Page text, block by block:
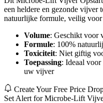
een heldere en gezonde vijver
natuurlijke formule, veilig voor
Volume: Geschikt voor
Formule: 100%
Toxiciteit: Niet giftig
Toepassing: Ideaal voor
uw vijver
Create Your Free Price
Set Alert for Microbe-Lift